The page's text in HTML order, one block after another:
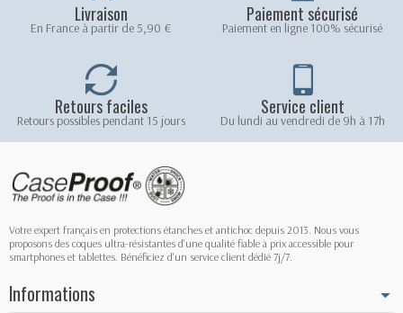
Livraison
En France à partir de 5,90 €
Paiement sécurisé
Paiement en ligne 100% sécurisé
Retours faciles
Retours possibles pendant 15 jours
Service client
Du lundi au vendredi de 9h à 17h
Votre expert français en protections étanches et antichoc depuis 2013. Nous vous
proposons des coques ultra-résistantes d'une qualité fiable à prix accessible pour
smartphones et tablettes. Bénéficiez d'un service client dédié 7j/7.
Informations